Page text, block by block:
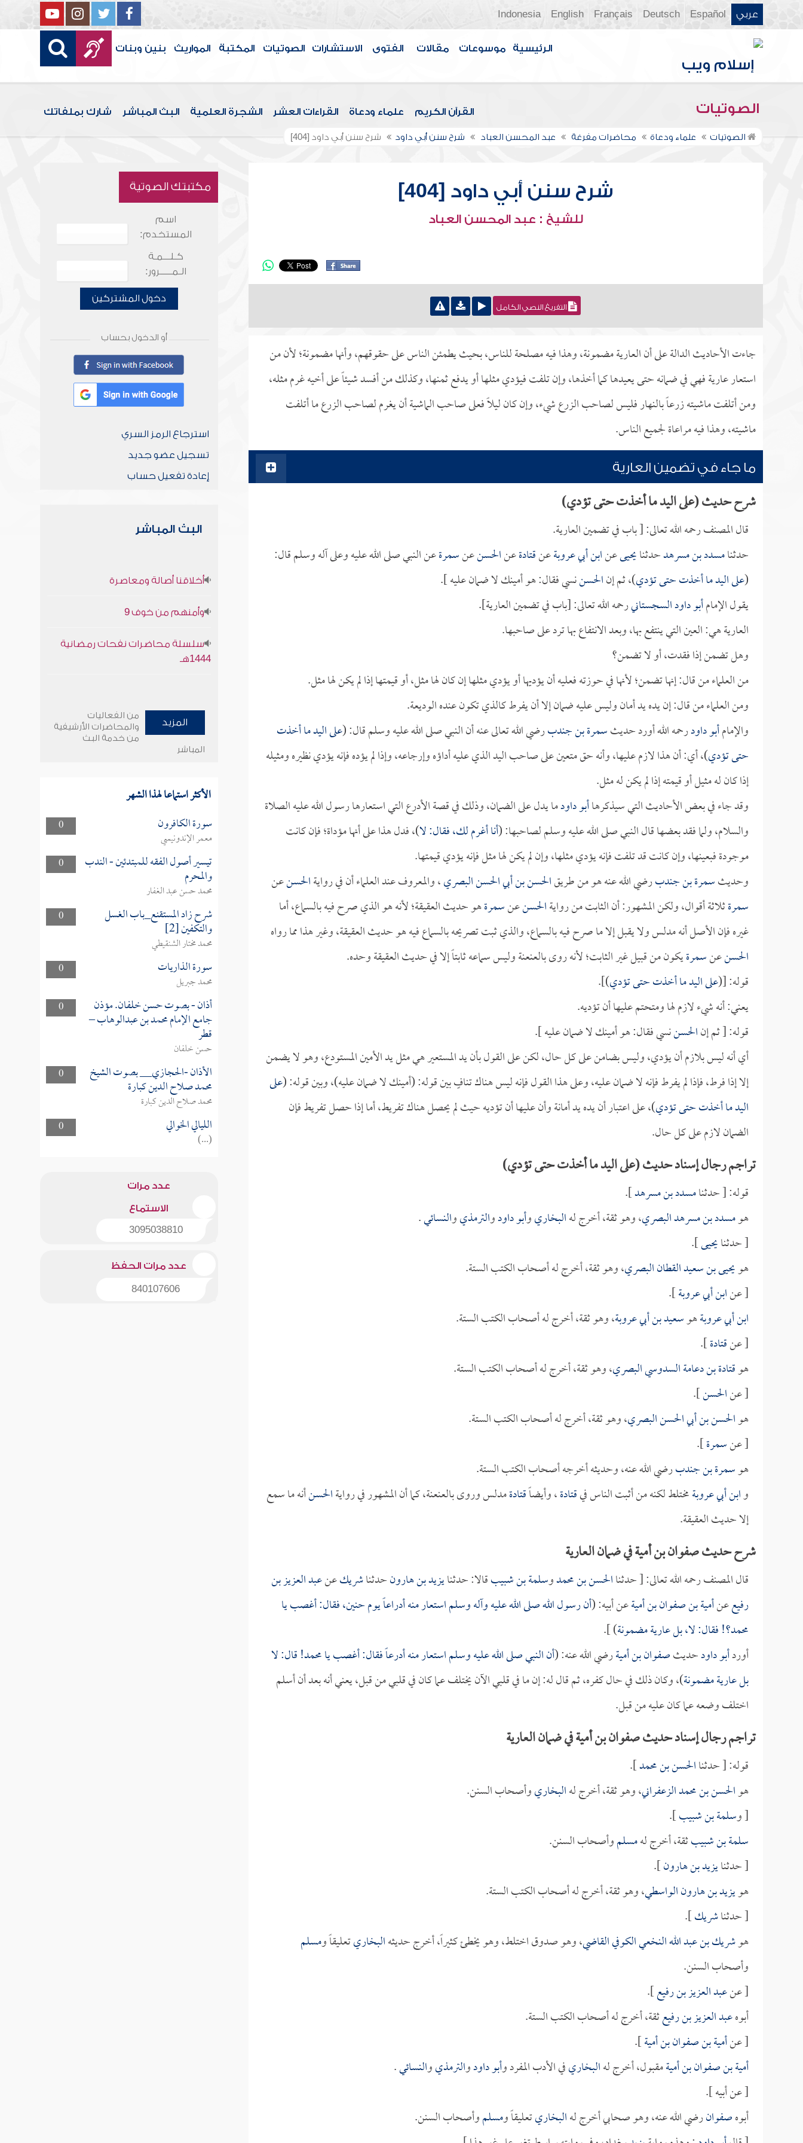
عربي Español
Deutsch
Français
English
Indonesia
الرئيسية موسوعات مقالات الفتوى الاستشارات الصوتيات المكتبة المواريث بنين وبنات
الصوتيات القرآن الكريم علماء ودعاة القراءات العشر الشجرة العلمية البث المباشر شارك بملفاتك
الصوتيات علماء ودعاة محاضرات مفرغة عبد المحسن العباد شرح سنن أبي داود شرح سنن أبي داود [404]
شرح سنن أبي داود [404]
للشيخ : عبد المحسن العباد
التفريغ النصي الكامل
جاءت الأحاديث الدالة على أن العارية مضمونة، وهذا فيه مصلحة للناس، بحيث يطمئن الناس على حقوقهم، وأنها مضمونة؛ لأن من
استعار عارية فهي في ضمانه حتى يعيدها كما أخذها، وإن تلفت فيؤدي مثلها أو يدفع ثمنها، وكذلك من أفسد شيئاً على أخيه غرم مثله،
ومن أتلفت ماشيته زرعاً بالنهار فليس لصاحب الزرع شيء، وإن كان ليلاً فعلى صاحب الماشية أن يغرم لصاحب الزرع ما أتلفت
ماشيته، وهذا فيه مراعاة لجميع الناس.
ما جاء في تضمين العارية
شرح حديث (على اليد ما أخذت حتى تؤدي)
قال المصنف رحمه الله تعالى: [ باب في تضمين العارية.
حدثنامسدد بن مسرهدحدثنايحيىعنابن أبي عروبةعنقتادةعنالحسنعنسمرةعن النبي صلى الله عليه وعلى آله وسلم قال:
(على اليد ما أخذت حتى تؤدي)، ثم إنالحسننسي فقال: هو أمينك لا ضمان عليه ].
يقول الإمامأبو داود السجستانيرحمه الله تعالى: [باب في تضمين العارية].
العارية هي: العين التي ينتفع بها، وبعد الانتفاع بها ترد على صاحبها.
وهل تضمن إذا فقدت، أو لا تضمن؟
من العلماء من قال: إنها تضمن؛ لأنها في حوزته فعليه أن يؤديها أو يؤدي مثلها إن كان لها مثل، أو قيمتها إذا لم يكن لها مثل.
ومن العلماء من قال: إن يده يد أمان وليس عليه ضمان إلا أن يفرط كالذي تكون عنده الوديعة.
والإمامأبو داودرحمه الله أورد حديثسمرة بن جندبرضي الله تعالى عنه أن النبي صلى الله عليه وسلم قال: (على اليد ما أخذت
حتى تؤدي)، أي: أن هذا لازم عليها، وأنه حق متعين على صاحب اليد الذي عليه أداؤه وإرجاعه، وإذا لم يؤده فإنه يؤدي نظيره ومثيله
إذا كان له مثيل أو قيمته إذا لم يكن له مثل.
وقد جاء في بعض الأحاديث التي سيذكرهاأبو داودما يدل على الضمان، وذلك في قصة الأدرع التي استعارها رسول الله عليه الصلاة
والسلام، ولما فقد بعضها قال النبي صلى الله عليه وسلم لصاحبها: (أنا أغرم لك، فقال: لا)، فدل هذا على أنها مؤداة؛ فإن كانت
موجودة فبعينها، وإن كانت قد تلفت فإنه يؤدي مثلها، وإن لم يكن لها مثل فإنه يؤدي قيمتها.
وحديثسمرة بن جندبرضي الله عنه هو من طريقالحسن بن أبي الحسن البصري، والمعروف عند العلماء أن في روايةالحسنعن
سمرةثلاثة أقوال، ولكن المشهور: أن الثابت من روايةالحسنعنسمرةهو حديث العقيقة؛ لأنه هو الذي صرح فيه بالسماع، أما
غيره فإن الأصل أنه مدلس ولا يقبل إلا ما صرح فيه بالسماع، والذي ثبت تصريحه بالسماع فيه هو حديث العقيقة، وغير هذا مما رواه
الحسنعنسمرةيكون من قبيل غير الثابت؛ لأنه روى بالعنعنة وليس سماعه ثابتاً إلا في حديث العقيقة وحده.
قوله: [(على اليد ما أخذت حتى تؤدي)].
يعني: أنه شيء لازم لها ومتحتم عليها أن تؤديه.
قوله: [ ثم إنالحسننسي فقال: هو أمينك لا ضمان عليه ].
أي أنه ليس بلازم أن يؤدي، وليس بضامن على كل حال، لكن على القول بأن يد المستعير هي مثل يد الأمين المستودع، وهو لا يضمن
إلا إذا فرط، فإذا لم يفرط فإنه لا ضمان عليه، وعلى هذا القول فإنه ليس هناك تنافٍ بين قوله: (أمينك لا ضمان عليه)، وبين قوله: (على
اليد ما أخذت حتى تؤدي)، على اعتبار أن يده يد أمانة وأن عليها أن تؤديه حيث لم يحصل هناك تفريط، أما إذا حصل تفريط فإن
الضمان لازم على كل حال.
تراجم رجال إسناد حديث (على اليد ما أخذت حتى تؤدي)
قوله: [ حدثنامسدد بن مسرهد].
هومسدد بن مسرهد البصري، وهو ثقة، أخرج لهالبخاريوأبو داودوالترمذيوالنسائي.
[ حدثنايحيى].
هويحيى بن سعيد القطان البصري، وهو ثقة، أخرج له أصحاب الكتب الستة.
[ عنابن أبي عروبة].
ابن أبي عروبةهوسعيد بن أبي عروبة، وهو ثقة، أخرج له أصحاب الكتب الستة.
[ عنقتادة].
هوقتادة بن دعامة السدوسي البصري، وهو ثقة، أخرج له أصحاب الكتب الستة.
[ عنالحسن].
هوالحسن بن أبي الحسن البصري، وهو ثقة، أخرج له أصحاب الكتب الستة.
[ عنسمرة].
هوسمرة بن جندبرضي الله عنه، وحديثه أخرجه أصحاب الكتب الستة.
وابن أبي عروبةمختلط لكنه من أثبت الناس فيقتادة، وأيضاًقتادةمدلس وروى بالعنعنة، كما أن المشهور في روايةالحسنأنه ما سمع
إلا حديث العقيقة.
شرح حديث صفوان بن أمية في ضمان العارية
قال المصنف رحمه الله تعالى: [ حدثناالحسن بن محمدوسلمة بن شبيبقالا: حدثنايزيد بن هارونحدثناشريكعنعبد العزيز بن
رفيععنأمية بن صفوان بن أميةعن أبيه: (أن رسول الله صلى الله عليه وآله وسلم استعار منه أدراعاً يوم حنين، فقال: أغصب يا
محمد؟! فقال: لا، بل عارية مضمونة) ].
أوردأبو داودحديثصفوان بن أميةرضي الله عنه: (أن النبي صلى الله عليه وسلم استعار منه أدرعاً فقال: أغصب يا محمد! قال: لا
بل عارية مضمونة)، وكان ذلك في حال كفره، ثم قال له: إن ما في قلبي الآن يختلف عما كان في قلبي من قبل، يعني أنه بعد أن أسلم
اختلف وضعه عما كان عليه من قبل.
تراجم رجال إسناد حديث صفوان بن أمية في ضمان العارية
قوله: [ حدثناالحسن بن محمد].
هوالحسن بن محمد الزعفراني، وهو ثقة، أخرج لهالبخاريوأصحاب السنن.
[ وسلمة بن شبيب].
سلمة بن شبيبثقة، أخرج لهمسلموأصحاب السنن.
[ حدثنايزيد بن هارون].
هويزيد بن هارون الواسطي، وهو ثقة، أخرج له أصحاب الكتب الستة.
[ حدثناشريك].
هوشريك بن عبد الله النخعي الكوفي القاضي، وهو صدوق اختلط، وهو يخطئ كثيراً، أخرج حديثهالبخاريتعليقاً ومسلم
وأصحاب السنن.
[ عنعبد العزيز بن رفيع].
أبوهعبد العزيز بن رفيعثقة، أخرج له أصحاب الكتب الستة.
[ عنأمية بن صفوان بن أمية].
أمية بن صفوان بن أميةمقبول، أخرج لهالبخاريفي الأدب المفرد وأبو داودوالترمذيوالنسائي.
[ عن أبيه ].
أبوهصفوانرضي الله عنه، وهو صحابي أخرج لهالبخاريتعليقاً ومسلموأصحاب السنن.
مكتبتك الصوتية
اسم
المستخدم:
كـلـــمـة
الـمـــــرور:
دخول المشتركين
أو الدخول بحساب
استرجاع الرمز السري
تسجيل عضو جديد
إعادة تفعيل حساب
البث المباشر
أخلاقنا أصالة ومعاصرة
وأمنهم من خوف 9
سلسلة محاضرات نفحات رمضانية
1444هـ
المزيد
من الفعاليات
والمحاضرات الأرشيفية
من خدمة البث
المباشر
الأكثر استماعا لهذا الشهر
0 سورة الكافرون
معمر الإندونيسي
0
تيسير أصول الفقه للمبتدئين - الندب
والمحرم
محمد حسن عبد الغفار
0
شرح زاد المستقنع_باب الغسل
والتكفين [2]
محمد مختار الشنقيطي
0
سورة الذاريات
محمد جبريل
0
أذان - بصوت حسن خلفان. مؤذن
جامع الإمام محمد بن عبدالوهاب –
قطر
حسن خلفان
0
الأذان -الحجازي__ بصوت الشيخ
محمد صلاح الدين كبارة
محمد صلاح الدين كبارة
0
الليالي الخوالي
(...)
عدد مرات
الاستماع
3095038810
عدد مرات الحفظ
840107606